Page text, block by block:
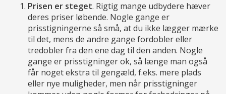
Prisen er steget. Rigtig mange udbydere hæver
deres priser løbende. Nogle gange er
prisstigningerne så små, at du ikke lægger mærke
til det, mens de andre gange fordobler eller
tredobler fra den ene dag til den anden. Nogle
gange er prisstigninger ok, så længe man også
får noget ekstra til gengæld, f.eks. mere plads
eller nye muligheder, men når prisstigninger